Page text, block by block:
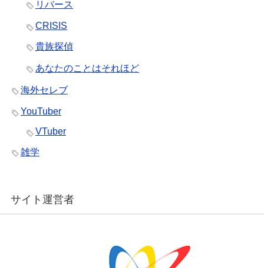
リバース
CRISIS
貴族探偵
あなたのことはそれほど
海外セレブ
YouTuber
VTuber
雑学
サイト運営者